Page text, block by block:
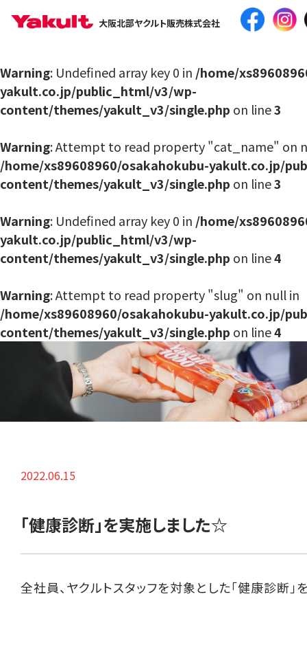
大阪北部ヤクルト販売株式会社
Warning: Undefined array key 0 in /home/
yakult.co.jp/public_html/v3/wp-
content/themes/yakult_v3/single.php on line3
Warning: Attempt to read property "cat_name" on
/home/xs89608960/osakahokubu-yakult.co.jp/
content/themes/yakult_v3/single.php on line3
Warning: Undefined array key 0 in /home/
yakult.co.jp/public_html/v3/wp-
content/themes/yakult_v3/single.php on line4
Warning: Attempt to read property "slug" on null in
/home/xs89608960/osakahokubu-yakult.co.jp/
content/themes/yakult_v3/single.php on line4
2022.06.15
「健康診断」を実施しました☆
全社員、ヤクルトスタッフを対象とした「健康診断」